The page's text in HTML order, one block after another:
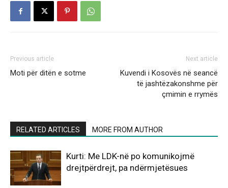
Previous article
Moti për ditën e sotme
Next article
Kuvendi i Kosovës në seancë
të jashtëzakonshme për
çmimin e rrymës
RELATED ARTICLES MORE FROM AUTHOR
Kurti: Me LDK-në po komunikojmë
drejtpërdrejt, pa ndërmjetësues